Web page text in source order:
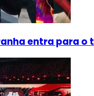
entra para o